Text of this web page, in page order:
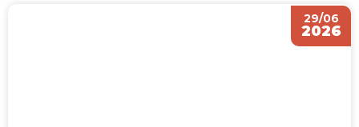
mecânica, composição
química e acabamento
29/06
2026